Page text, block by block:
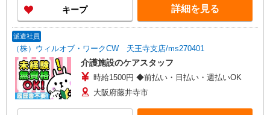
キープ 詳細を見る
派遣社員
（株）ウィルオブ・ワークCW 天王寺支店/ms270401
介護施設のケアスタッフ
時給1500円 ◆前払い・日払い・週払いOK
大阪府藤井寺市